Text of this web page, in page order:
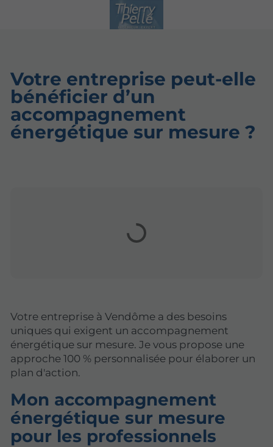
Votre entreprise peut-elle
bénéficier d’un
accompagnement
énergétique sur mesure ?
Votre entreprise à Vendôme a des besoins
uniques qui exigent un accompagnement
énergétique sur mesure. Je vous propose une
approche 100 % personnalisée pour élaborer un
plan d'action.
Mon accompagnement
énergétique sur mesure
pour les professionnels